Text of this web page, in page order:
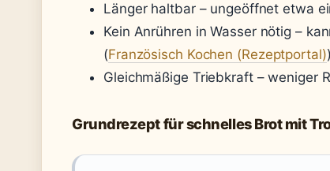
Länger haltbar – ungeöffnet etwa
Kein Anrühren in Wasser nötig –
(Französisch Kochen (Rezeptportal))
Gleichmäßige Triebkraft – weniger
Grundrezept für schnelles Brot mit